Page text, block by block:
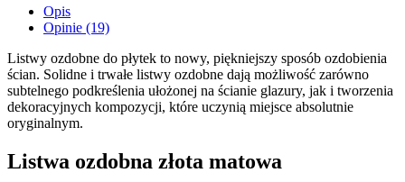
Opis
Opinie (19)
Listwy ozdobne do płytek to nowy, piękniejszy sposób ozdobienia
ścian. Solidne i trwałe listwy ozdobne dają możliwość zarówno
subtelnego podkreślenia ułożonej na ścianie glazury, jak i tworzenia
dekoracyjnych kompozycji, które uczynią miejsce absolutnie
oryginalnym.
Listwa ozdobna złota matowa